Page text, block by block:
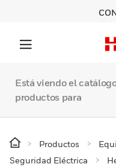
Está viendo el
productos para
Productos
Seguridad Eléctrica